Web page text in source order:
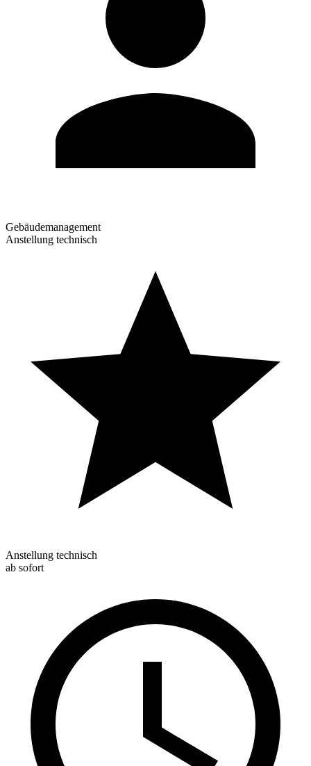
Gebäudemanagement
Anstellung technisch
Anstellung technisch
ab sofort